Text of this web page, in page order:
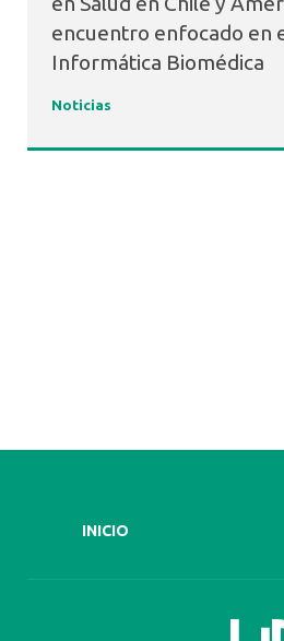
encuentro enfocado en
Informática Biomédica
Noticias
INICIO